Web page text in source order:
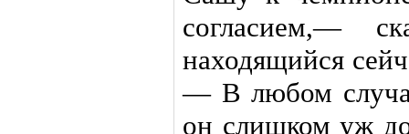
согласием,—
находящийся
— В любом
он слишком уж